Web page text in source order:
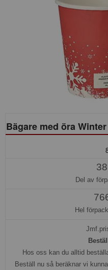
Bägare med öra
Del av
Hel
Hos oss kan du alltid
Beställ nu så beräknar vi